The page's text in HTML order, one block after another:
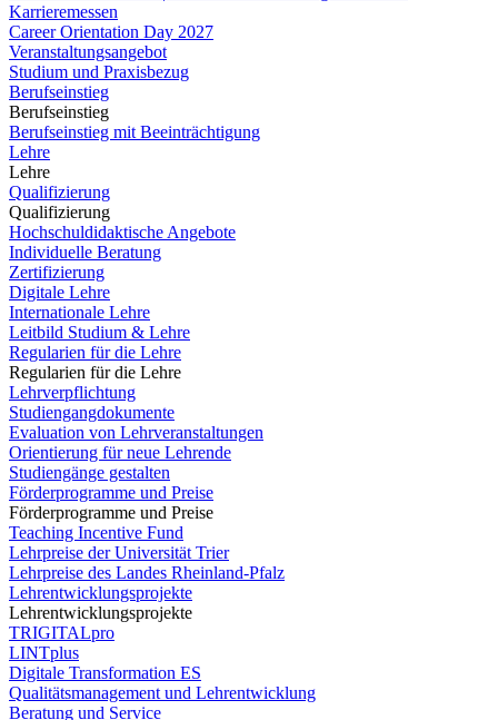
Karrieremessen
Career Orientation Day 2027
Veranstaltungsangebot
Studium und Praxisbezug
Berufseinstieg
Berufseinstieg
Berufseinstieg mit Beeinträchtigung
Lehre
Lehre
Qualifizierung
Qualifizierung
Hochschuldidaktische Angebote
Individuelle Beratung
Zertifizierung
Digitale Lehre
Internationale Lehre
Leitbild Studium & Lehre
Regularien für die Lehre
Regularien für die Lehre
Lehrverpflichtung
Studiengangdokumente
Evaluation von Lehrveranstaltungen
Orientierung für neue Lehrende
Studiengänge gestalten
Förderprogramme und Preise
Förderprogramme und Preise
Teaching Incentive Fund
Lehrpreise der Universität Trier
Lehrpreise des Landes Rheinland-Pfalz
Lehrentwicklungsprojekte
Lehrentwicklungsprojekte
TRIGITALpro
LINTplus
Digitale Transformation ES
Qualitätsmanagement und Lehrentwicklung
Beratung und Service